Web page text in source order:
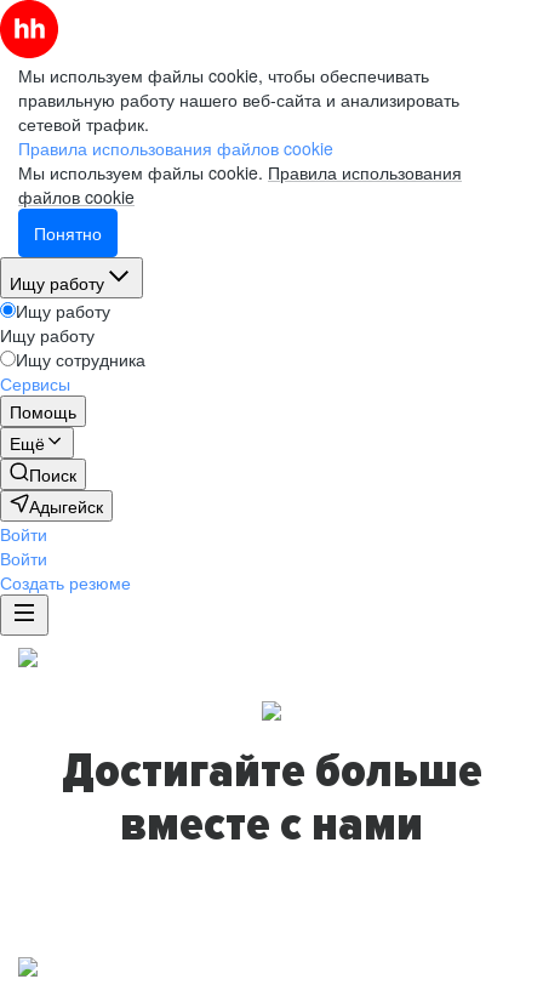
Мы используем файлы cookie, чтобы обеспечивать
правильную работу нашего веб-сайта и анализировать
сетевой трафик.
Правила использования файлов cookie
Мы используем файлы cookie. Правила использования
файлов cookie
Понятно
Ищу работу
Ищу работу
Ищу работу
Ищу сотрудника
Сервисы
Помощь
Ещё
Поиск
Адыгейск
Войти
Войти
Создать резюме
Достигайте больше
вместе с нами